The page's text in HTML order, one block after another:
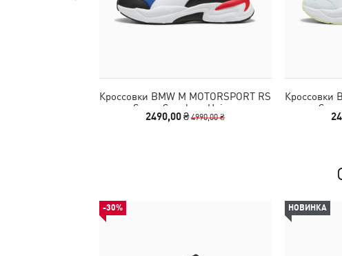
Кроссовки BMW M MOTORSPORT RS
Surge Sneakers Unisex
2490,00 ₴4990,00 ₴
Кроссовки
-30% НОВИНКА